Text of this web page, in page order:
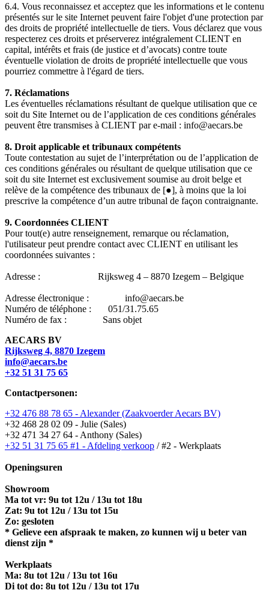
6.4. Vous reconnaissez et acceptez que les informations et le contenu
présentés sur le site Internet peuvent faire l'objet d'une protection par
des droits de propriété intellectuelle de tiers. Vous déclarez que vous
respecterez ces droits et préserverez intégralement CLIENT en
capital, intérêts et frais (de justice et d’avocats) contre toute
éventuelle violation de droits de propriété intellectuelle que vous
pourriez commettre à l'égard de tiers.
7. Réclamations
Les éventuelles réclamations résultant de quelque utilisation que ce
soit du Site Internet ou de l’application de ces conditions générales
peuvent être transmises à CLIENT par e-mail : info@aecars.be
8. Droit applicable et tribunaux compétents
Toute contestation au sujet de l’interprétation ou de l’application de
ces conditions générales ou résultant de quelque utilisation que ce
soit du site Internet est exclusivement soumise au droit belge et
relève de la compétence des tribunaux de [●], à moins que la loi
prescrive la compétence d’un autre tribunal de façon contraignante.
9. Coordonnées CLIENT
Pour tout(e) autre renseignement, remarque ou réclamation,
l'utilisateur peut prendre contact avec CLIENT en utilisant les
coordonnées suivantes :
Adresse : Rijksweg 4 – 8870 Izegem – Belgique
Adresse électronique : info@aecars.be
Numéro de téléphone : 051/31.75.65
Numéro de fax : Sans objet
AECARS BV
Rijksweg 4, 8870 Izegem
info@aecars.be
+32 51 31 75 65
Contactpersonen:
+32 476 88 78 65 - Alexander (Zaakvoerder Aecars BV)
+32 468 28 02 09 - Julie (Sales)
+32 471 34 27 64 - Anthony (Sales)
+32 51 31 75 65 #1 - Afdeling verkoop / #2 - Werkplaats
Openingsuren
Showroom
Ma tot vr: 9u tot 12u / 13u tot 18u
Zat: 9u tot 12u / 13u tot 15u
Zo: gesloten
* Gelieve een afspraak te maken, zo kunnen wij u beter van
dienst zijn *
Werkplaats
Ma: 8u tot 12u / 13u tot 16u
Di tot do: 8u tot 12u / 13u tot 17u